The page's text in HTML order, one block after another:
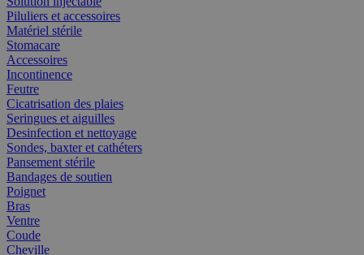
Piluliers et accessoires
Matériel stérile
Stomacare
Accessoires
Incontinence
Feutre
Cicatrisation des plaies
Seringues et aiguilles
Desinfection et nettoyage
Sondes, baxter et cathéters
Pansement stérile
Bandages de soutien
Poignet
Bras
Ventre
Coude
Cheville